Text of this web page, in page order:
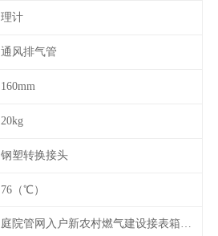
理计
通风排气管
160mm
20kg
钢塑转换接头
76（℃）
庭院管网入户新农村燃气建设接表箱接调压箱